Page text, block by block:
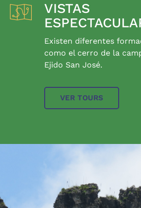
VISTAS
Existen diferentes
como el cerro de la
Ejido San José.
VER TOURS